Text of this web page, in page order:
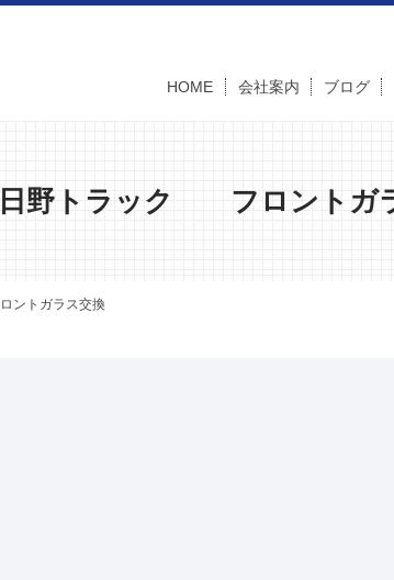
HOME 会社案内 ブログ
日野トラック フロントガ
トガラス交換